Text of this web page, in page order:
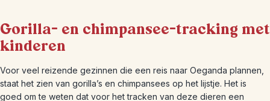
Gorilla- en chimpansee-tracking met
kinderen
Voor veel reizende gezinnen die een reis naar Oeganda plannen,
staat het zien van gorilla’s en chimpansees op het lijstje. Het is
goed om te weten dat voor het tracken van deze dieren een